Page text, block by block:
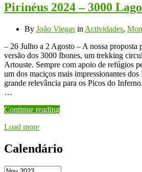
Pirinéus 2024 – 3000
By João Viegas in Actividades,
– 26 Julho a 2 Agosto – A nossa proposta
versão dos 3000 Ibones, um trekking
Artouste. Sempre com apoio de refúgios
um dos maciços mais impressionantes
grande relevância para os Picos do
…
Continue reading
Load more
Calendário